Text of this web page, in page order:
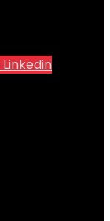
Linkedin